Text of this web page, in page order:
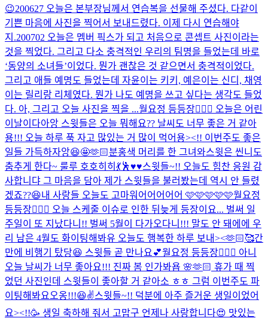
😉200627 오늘은 본부장님께서 연습복을 선물해 주셨다. 다같이
기쁜 마음에 사진을 찍어서 보내드렸다. 이제 다시 연습해야
지.200702 오늘은 멤버 픽스가 되고 처음으로 콘셉트 사진이라는
것을 찍었다. 그리고 다소 충격적인 우리의 팀명을 들었는데 바로
‘동양의 소녀들’이었다. 뭔가 괜찮은 것 같으면서 충격적이었다.
그리고 애들 예명도 들었는데 자윤이는 키키, 예은이는 신디, 채영
이는 릴리랑 리체였다. 뭔가 나도 예명을 쓰고 싶다는 생각도 들었
다. 아, 그리고 오늘 사진을 찍을 ...월요정 등등장🧚🏻‍♀️ 오늘은 어린
이날이다아앙 스윗들은 오늘 뭐해요?? 날씨도 너무 좋은 거 같아
용!!! 오늘 하루 푹 자고 많있는 거 많이 먹어용><!! 이번주도 좋은
일들 가득하자앙😆🤩🫶🏻분홍색 머리를 한 그녀와스윗은 씬니도
춤추게 한다~ 룰루 호호히히💃🕺♥️♥️스윗들~!! 오늘도 힘찬 응원 감
사합니댜 그 마음을 담아 제가 스윗들을 불러봤는데 역시 안 들렸
겠죠??😆내 사랑들 오늘도 고마워어어어어어 🩷🩷🩷🩷🩷월요정
등등장🧚🏻‍♀️ 오늘 스케줄 이슈로 인한 뒤늦게 등장이요... 벌써 일
주일이 또 지났다니!! 벌써 5월이 다가오다니!!! 말도 안 돼에에 우
리 남은 4월도 화이팅해봐유 오늘도 행복한 하루 보내><🫶🏻🥰간
만에 비행기 탔당😆 스윗들 곧 만나요💕월요정 등등장🧚🏻‍♀️ 아니
오늘 날씨가 너무 좋아요!!! 진짜 봄 인가봐욥 🌸🫶🏻 휴가 때 찍
었던 사진인데 스윗들이 좋아할 거 같아소 ㅎㅎ 그럼 이번주도 파
이팅해봐요오옹!!!😆✌️스윗들~!! 덕분에 아주 즐거운 생일이었어
요><!!🥳 생일 축하해 줘서 고맙구 언제나 사랑합니다😍 맛있는